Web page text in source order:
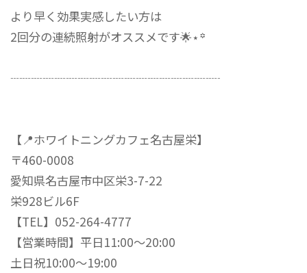
より早く効果実感したい方は
2回分の連続照射がオススメです🌟⋆꙳
┈┈┈┈┈┈┈┈┈┈┈┈┈┈┈┈┈┈
【📍ホワイトニングカフェ名古屋栄】
〒460-0008
愛知県名古屋市中区栄3-7-22
栄928ビル6F
【TEL】052-264-4777
【営業時間】平日11:00〜20:00
土日祝10:00〜19:00